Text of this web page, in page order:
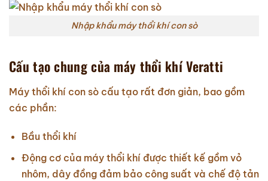
Nhập khẩu máy thổi khí con sò
Cấu tạo chung của máy thổi khí Veratti
Máy thổi khí con sò cấu tạo rất đơn giản, bao gồm
các phần:
Bầu thổi khí
Động cơ của máy thổi khí được thiết kế gồm vỏ
nhôm, dây đồng đảm bảo công suất và chế độ tản